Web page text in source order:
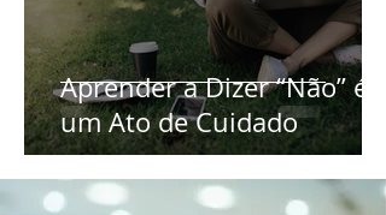
Aprender a Dizer “Não” é
um Ato de Cuidado